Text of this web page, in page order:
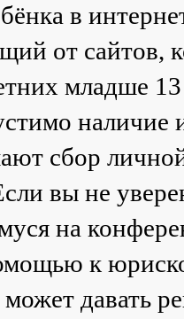
в
от сайтов,
младше 13
наличие
сбор
вы не
на
к
давать